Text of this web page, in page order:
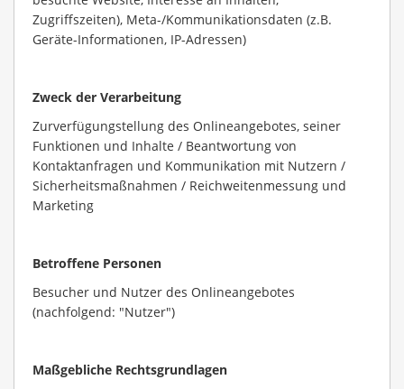
Zugriffszeiten), Meta-/Kommunikationsdaten (z.B.
Geräte-Informationen, IP-Adressen)
Zweck der Verarbeitung
Zurverfügungstellung des Onlineangebotes, seiner
Funktionen und Inhalte / Beantwortung von
Kontaktanfragen und Kommunikation mit Nutzern /
Sicherheitsmaßnahmen / Reichweitenmessung und
Marketing
Betroffene Personen
Besucher und Nutzer des Onlineangebotes
(nachfolgend: "Nutzer")
Maßgebliche Rechtsgrundlagen